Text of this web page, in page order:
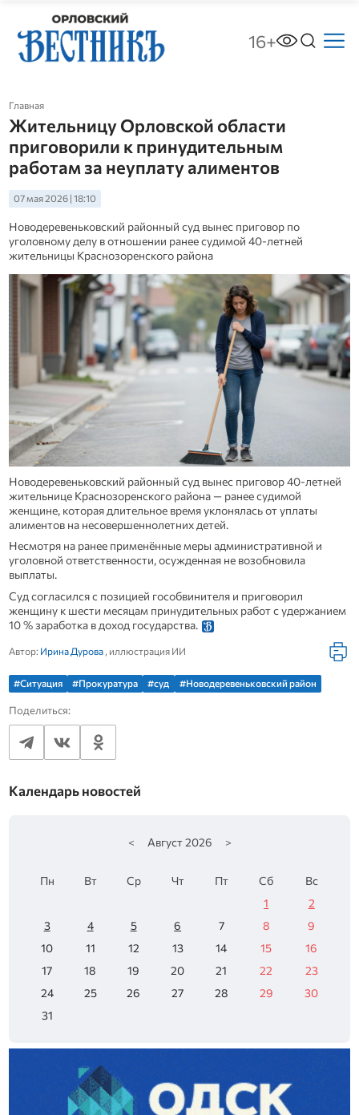
16+
Главная
Жительницу Орловской области
приговорили к принудительным
работам за неуплату алиментов
07 мая 2026 | 18:10
Новодеревеньковский районный суд вынес приговор по
уголовному делу в отношении ранее судимой 40-летней
жительницы Краснозоренского района
Новодеревеньковский районный суд вынес приговор 40‑летней
жительнице Краснозоренского района — ранее судимой
женщине, которая длительное время уклонялась от уплаты
алиментов на несовершеннолетних детей.
Несмотря на ранее применённые меры административной и
уголовной ответственности, осужденная не возобновила
выплаты.
Суд согласился с позицией гособвинителя и приговорил
женщину к шести месяцам принудительных работ с удержанием
10 % заработка в доход государства.
Автор: Ирина Дурова, иллюстрация ИИ
#Ситуация #Прокуратура #суд #Новодеревеньковский район
Поделиться:
Календарь новостей
< Август 2026 >
Пн Вт Ср Чт Пт Сб
Вс
1
2
3
4 5 6 7 8
9
10
11 12 13 14 15
16
17
18 19 20 21 22
23
24
25 26 27 28 29
30
31